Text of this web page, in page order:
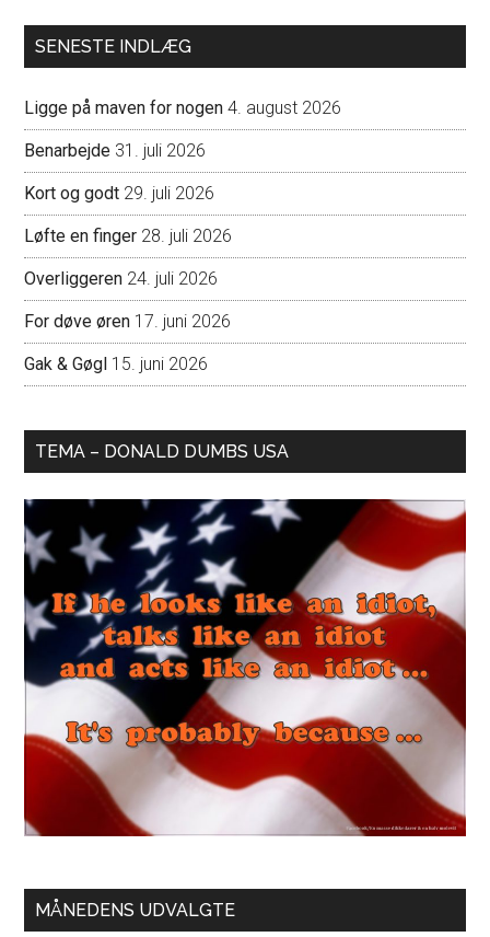
SENESTE INDLÆG
Ligge på maven for nogen 4. august 2026
Benarbejde 31. juli 2026
Kort og godt 29. juli 2026
Løfte en finger 28. juli 2026
Overliggeren 24. juli 2026
For døve øren 17. juni 2026
Gak & Gøgl 15. juni 2026
TEMA – DONALD DUMBS USA
MÅNEDENS UDVALGTE